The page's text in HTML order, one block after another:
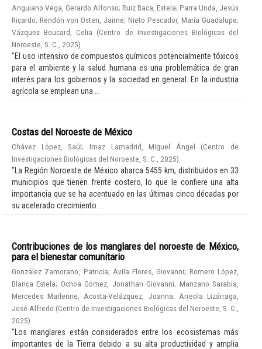
Anguiano Vega, Gerardo Alfonso; Ruiz Baca, Estela; Parra Unda, Jesús
Ricardo; Rendón von Osten, Jaime; Nieto Pescador, María Guadalupe;
Vázquez Boucard, Celia (Centro de Investigaciones Biológicas del
Noroeste, S. C.
2025)
"El uso intensivo de compuestos químicos potencialmente tóxicos
para el ambiente y la salud humana es una problemática de gran
interés para los gobiernos y la sociedad en general. En la industria
agrícola se emplean una ...
Costas del Noroeste de México
Chávez López, Saúl; Imaz Lamadrid, Miguel Ángel (Centro de
Investigaciones Biológicas del Noroeste, S. C.
2025)
"La Región Noroeste de México abarca 5455 km, distribuidos en 33
municipios que tienen frente costero, lo que le confiere una alta
importancia que se ha acentuado en las últimas cinco décadas por
su acelerado crecimiento ...
Contribuciones de los manglares del noroeste de México,
para el bienestar comunitario
González Zamorano, Patricia; Ávila Flores, Giovanni; Romero López,
Blanca Estela; Ochoa Gómez, Jonathan Giovanni; Manzano Sarabia,
Mercedes Marlenne; Acosta-Velázquez, Joanna; Arreola Lizárraga,
José Alfredo (Centro de Investigaciones Biológicas del Noroeste, S. C.
2025)
"Los manglares están considerados entre los ecosistemas más
importantes de la Tierra debido a su alta productividad y amplia